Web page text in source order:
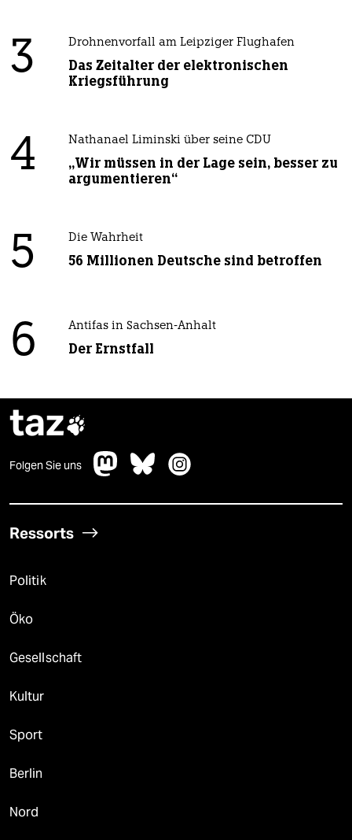
3 Drohnenvorfall am Leipziger Flughafen
Das Zeitalter der elektronischen
Kriegsführung
4 Nathanael Liminski über seine CDU
„Wir müssen in der Lage sein, besser zu
argumentieren“
5 Die Wahrheit
56 Millionen Deutsche sind betroffen
6 Antifas in Sachsen-Anhalt
Der Ernstfall
taz
Folgen Sie uns
Ressorts
Politik
Öko
Gesellschaft
Kultur
Sport
Berlin
Nord